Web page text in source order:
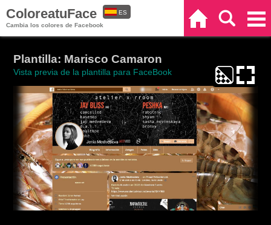
ColoreatuFace
Cambia los colores de Facebook
ES
Plantilla: Marisco Camaron
Vista previa de la plantilla para FaceBook